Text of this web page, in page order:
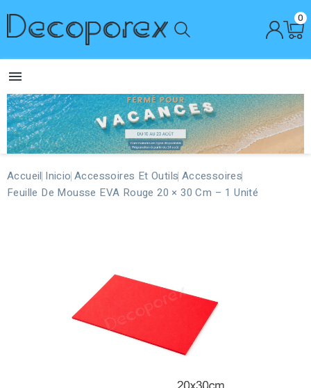
0

Accueil Inicio Accessoires Et Outils Accessoires
Feuille De Mousse EVA Rouge 20 × 30 Cm – 1 Unité